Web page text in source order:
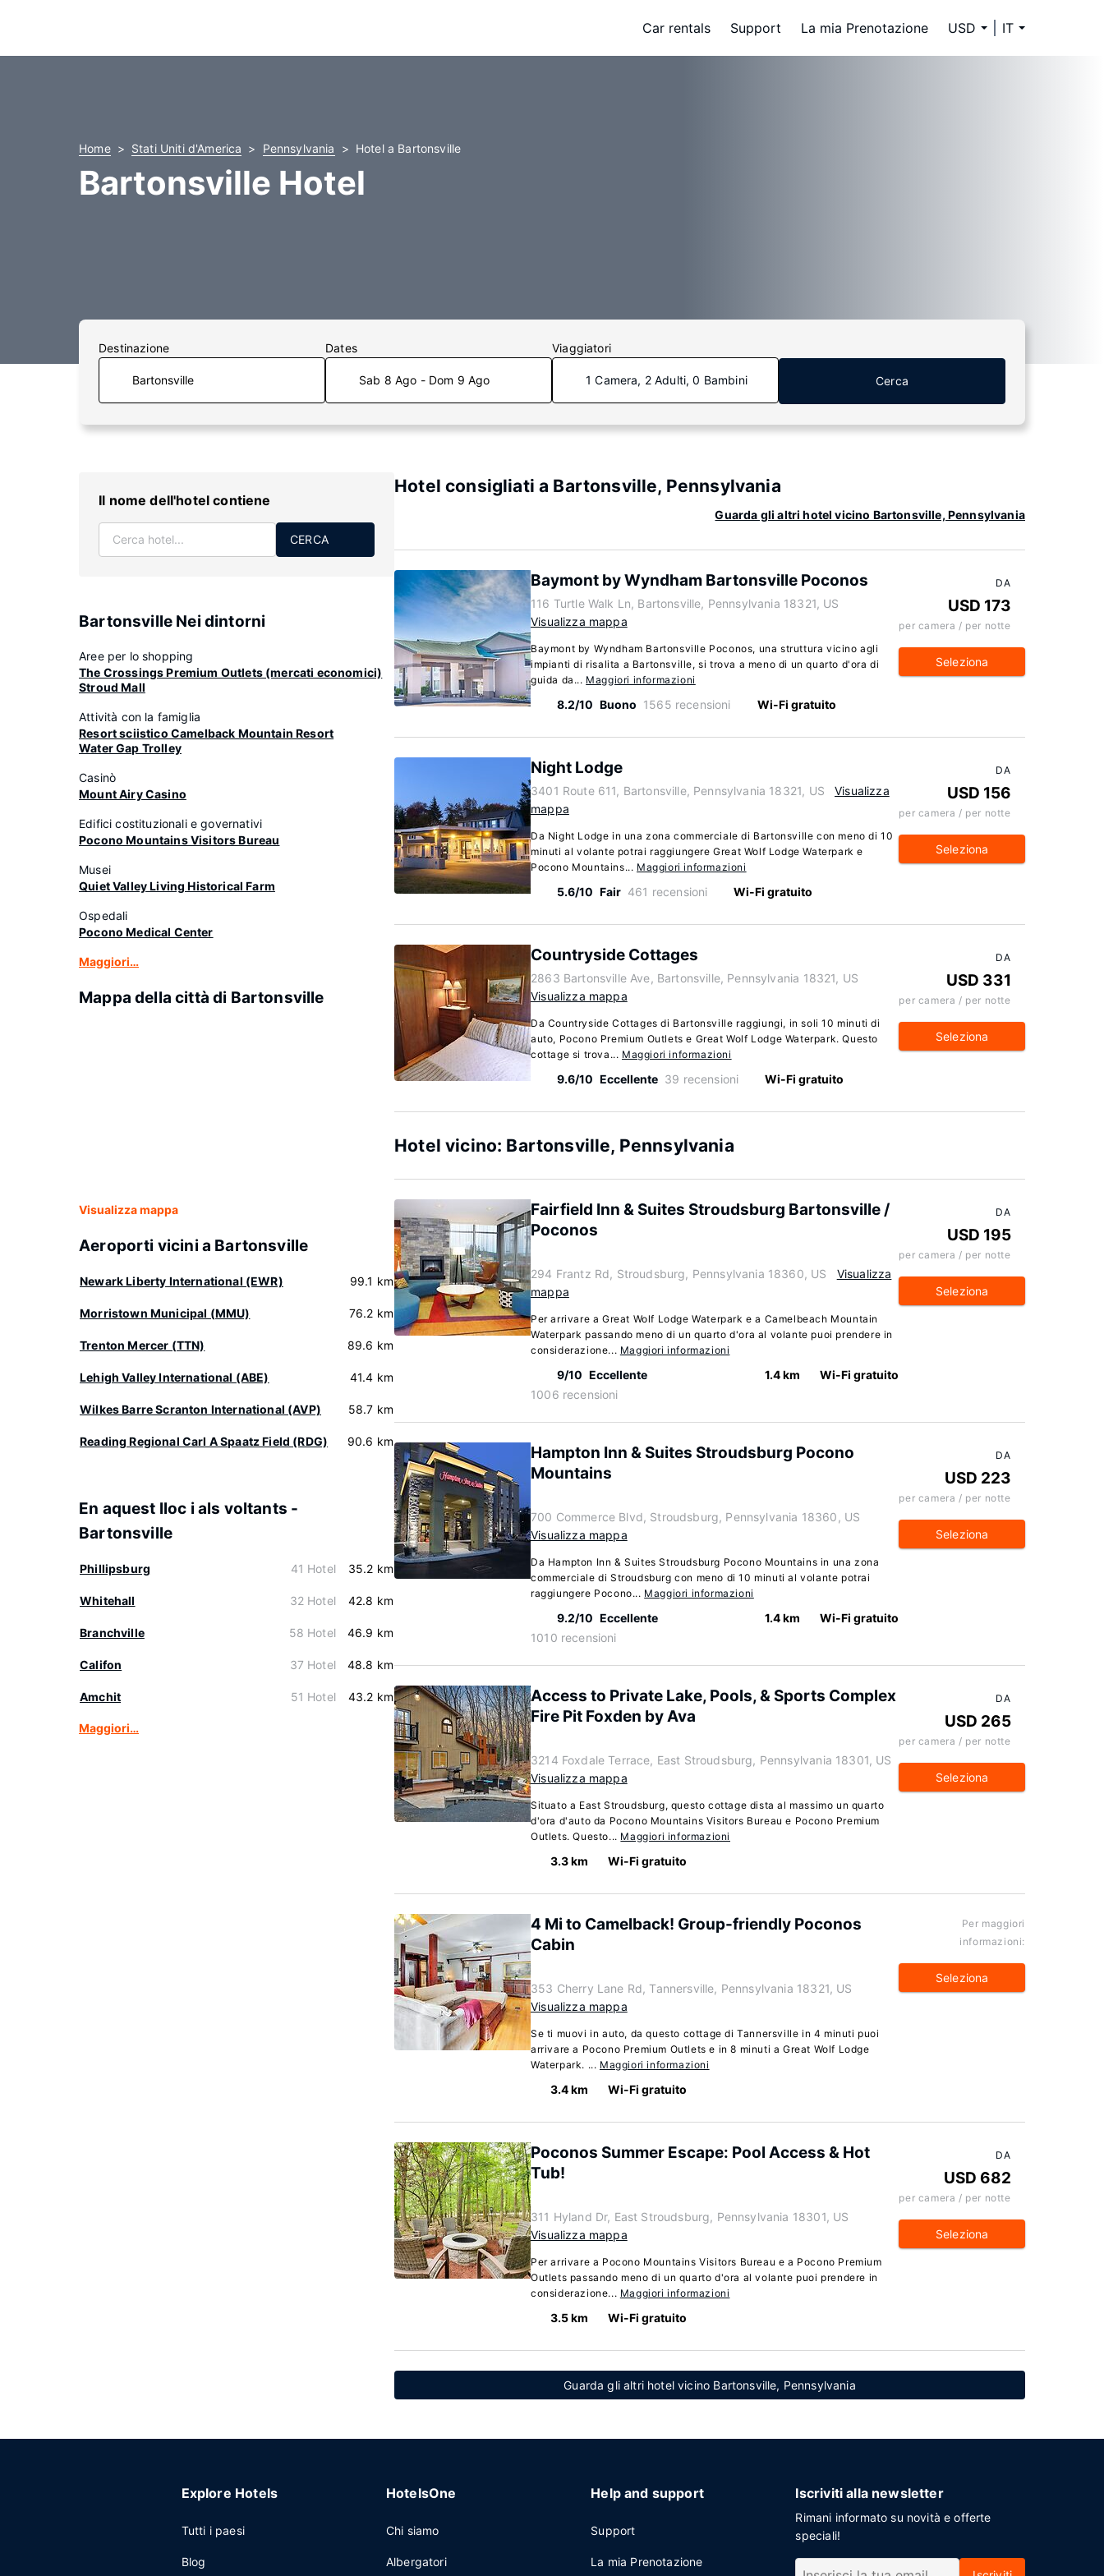
Car rentals Support La mia Prenotazione USD IT
Home Stati Uniti d'America Pennsylvania Hotel a Bartonsville
Bartonsville Hotel
Destinazione Dates
Sab 8 Ago - Dom 9 Ago
Viaggiatori
1 Camera, 2 Adulti, 0 Bambini Cerca
Il nome dell'hotel contiene
CERCA
Bartonsville Nei dintorni
Aree per lo shopping
The Crossings Premium Outlets (mercati economici)
Stroud Mall
Attività con la famiglia
Resort sciistico Camelback Mountain Resort
Water Gap Trolley
Casinò
Mount Airy Casino
Edifici costituzionali e governativi
Pocono Mountains Visitors Bureau
Musei
Quiet Valley Living Historical Farm
Ospedali
Pocono Medical Center
Maggiori…
Mappa della città di Bartonsville
Visualizza mappa
Aeroporti vicini a Bartonsville
Newark Liberty International (EWR) 99.1 km
Morristown Municipal (MMU) 76.2 km
Trenton Mercer (TTN) 89.6 km
Lehigh Valley International (ABE) 41.4 km
Wilkes Barre Scranton International (AVP) 58.7 km
Reading Regional Carl A Spaatz Field (RDG) 90.6 km
En aquest lloc i als voltants -
Bartonsville
Phillipsburg 41 Hotel 35.2 km
Whitehall 32 Hotel 42.8 km
Branchville 58 Hotel 46.9 km
Califon 37 Hotel 48.8 km
Amchit 51 Hotel 43.2 km
Maggiori…
Hotel consigliati a Bartonsville, Pennsylvania
Guarda gli altri hotel vicino Bartonsville, Pennsylvania
Baymont by Wyndham Bartonsville Poconos
116 Turtle Walk Ln, Bartonsville, Pennsylvania 18321, US
Visualizza mappa
Baymont by Wyndham Bartonsville Poconos, una struttura vicino agli
impianti di risalita a Bartonsville, si trova a meno di un quarto d'ora di
guida da... Maggiori informazioni
8.2/10 Buono 1565 recensioni Wi-Fi gratuito
DA
USD 173
per camera / per notte
Seleziona
Night Lodge
3401 Route 611, Bartonsville, Pennsylvania 18321, US
Visualizza
mappa
Da Night Lodge in una zona commerciale di Bartonsville con meno di 10
minuti al volante potrai raggiungere Great Wolf Lodge Waterpark e
Pocono Mountains... Maggiori informazioni
5.6/10 Fair 461 recensioni Wi-Fi gratuito
DA
USD 156
per camera / per notte
Seleziona
Countryside Cottages
2863 Bartonsville Ave, Bartonsville, Pennsylvania 18321, US
Visualizza mappa
Da Countryside Cottages di Bartonsville raggiungi, in soli 10 minuti di
auto, Pocono Premium Outlets e Great Wolf Lodge Waterpark. Questo
cottage si trova... Maggiori informazioni
9.6/10 Eccellente 39 recensioni Wi-Fi gratuito
DA
USD 331
per camera / per notte
Seleziona
Hotel vicino: Bartonsville, Pennsylvania
Fairfield Inn & Suites Stroudsburg Bartonsville /
Poconos
294 Frantz Rd, Stroudsburg, Pennsylvania 18360, US
Visualizza
mappa
Per arrivare a Great Wolf Lodge Waterpark e a Camelbeach Mountain
Waterpark passando meno di un quarto d'ora al volante puoi prendere in
considerazione... Maggiori informazioni
9/10 Eccellente
1006 recensioni
1.4 km Wi-Fi gratuito
DA
USD 195
per camera / per notte
Seleziona
Hampton Inn & Suites Stroudsburg Pocono
Mountains
700 Commerce Blvd, Stroudsburg, Pennsylvania 18360, US
Visualizza mappa
Da Hampton Inn & Suites Stroudsburg Pocono Mountains in una zona
commerciale di Stroudsburg con meno di 10 minuti al volante potrai
raggiungere Pocono... Maggiori informazioni
9.2/10 Eccellente
1010 recensioni
1.4 km Wi-Fi gratuito
DA
USD 223
per camera / per notte
Seleziona
Access to Private Lake, Pools, & Sports Complex
Fire Pit Foxden by Ava
3214 Foxdale Terrace, East Stroudsburg, Pennsylvania 18301, US
Visualizza mappa
Situato a East Stroudsburg, questo cottage dista al massimo un quarto
d'ora d'auto da Pocono Mountains Visitors Bureau e Pocono Premium
Outlets. Questo... Maggiori informazioni
3.3 km Wi-Fi gratuito
DA
USD 265
per camera / per notte
Seleziona
4 Mi to Camelback! Group-friendly Poconos
Cabin
353 Cherry Lane Rd, Tannersville, Pennsylvania 18321, US
Visualizza mappa
Se ti muovi in auto, da questo cottage di Tannersville in 4 minuti puoi
arrivare a Pocono Premium Outlets e in 8 minuti a Great Wolf Lodge
Waterpark. ... Maggiori informazioni
3.4 km Wi-Fi gratuito
Per maggiori
informazioni:
Seleziona
Poconos Summer Escape: Pool Access & Hot
Tub!
311 Hyland Dr, East Stroudsburg, Pennsylvania 18301, US
Visualizza mappa
Per arrivare a Pocono Mountains Visitors Bureau e a Pocono Premium
Outlets passando meno di un quarto d'ora al volante puoi prendere in
considerazione... Maggiori informazioni
3.5 km Wi-Fi gratuito
DA
USD 682
per camera / per notte
Seleziona
Guarda gli altri hotel vicino Bartonsville, Pennsylvania
Explore Hotels
Tutti i paesi
Blog
HotelsOne
Chi siamo
Albergatori
Help and support
Support
La mia Prenotazione
Iscriviti alla newsletter
Rimani informato su novità e offerte
speciali!